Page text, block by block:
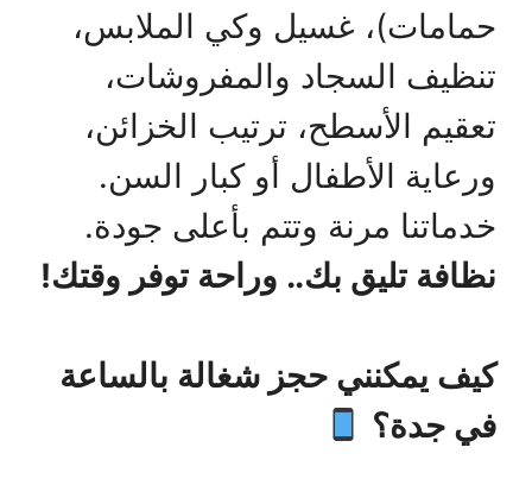
حمامات)، غسيل وكي الملابس،
تنظيف السجاد والمفروشات،
تعقيم الأسطح، ترتيب الخزائن،
ورعاية الأطفال أو كبار السن.
خدماتنا مرنة وتتم بأعلى جودة.
نظافة تليق بك.. وراحة توفر وقتك!
كيف يمكنني حجز شغالة بالساعة
في جدة؟